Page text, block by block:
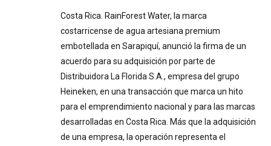
Costa Rica. RainForest Water, la marca
costarricense de agua artesiana premium
embotellada en Sarapiquí, anunció la firma de un
acuerdo para su adquisición por parte de
Distribuidora La Florida S.A., empresa del grupo
Heineken, en una transacción que marca un hito
para el emprendimiento nacional y para las marcas
desarrolladas en Costa Rica. Más que la adquisición
de una empresa, la operación representa el